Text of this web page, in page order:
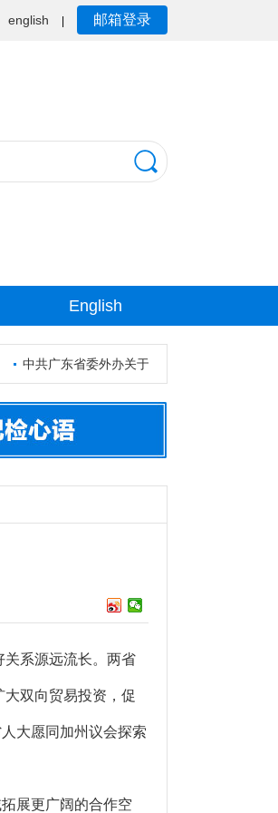
english 邮箱登录
English
中共广东省委外办关于发布便利服务企业“走出
系源远流长。两省
双向贸易投资，促
大愿同加州议会探索
展更广阔的合作空